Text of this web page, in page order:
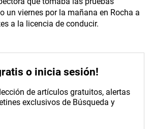
un viernes por la mañana en Rocha a
a la licencia de conducir.
o inicia sesión!
de artículos gratuitos, alertas
exclusivos de Búsqueda y